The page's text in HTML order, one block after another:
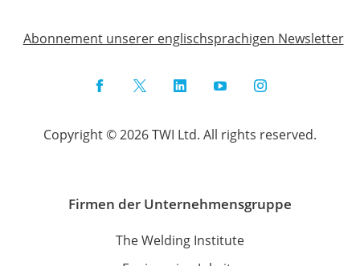
Abonnement unserer englischsprachigen Newsletter
FacebookTwitterLinkedInYouTubeInstagram
Copyright © 2026 TWI Ltd. All rights reserved.
Firmen der Unternehmensgruppe
The Welding Institute